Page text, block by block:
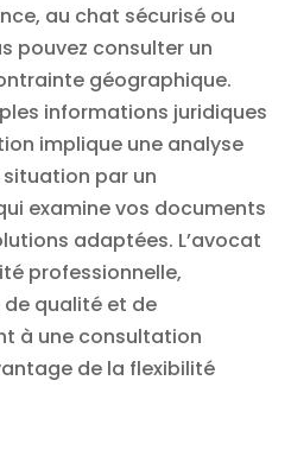
au chat sécurisé ou
pouvez consulter un
géographique.
informations juridiques
implique une analyse
par un
examine vos documents
adaptées. L’avocat
professionnelle,
qualité et de
à une consultation
de la flexibilité